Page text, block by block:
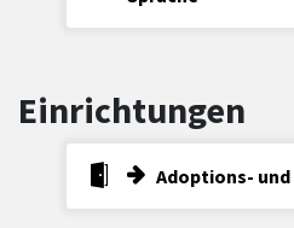
Einrichtungen
Adoptions-